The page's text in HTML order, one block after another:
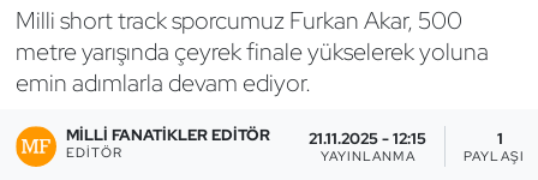
Milli short track sporcumuz Furkan Akar, 500
metre yarışında çeyrek finale yükselerek yoluna
emin adımlarla devam ediyor.
MILLI FANATIKLER EDITÖR
EDITÖR
21.11.2025 - 12:15
YAYINLANMA
1
PAYLAŞIM
Boks
Briç